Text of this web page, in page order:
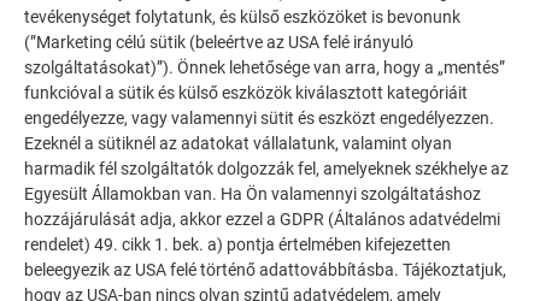
bádogos szakmával. Sikeres vállalkozóként, érett fejjel úgy
érezte, hogy tovább kell lépnie. Tiszteletre méltóan, hogy 34
évesen ment el Veszprémbe a bádogos iskolába.
– Ez a ház, amin dolgoztunk, egy kis ékszerdobozként
emelkedik ki a környező épületek közül. Régen egy kazánház
volt, amit a tulajdonos irodaépületként kíván hasznosítani.
Ennek megfelelően a szakszerűség és az esztétika kettőse
vezérelte a munkánkat – mondja Baricza Krisztián. – Azzal
kezdtük, hogy a tervezésben egy csomó mindent
tevékenységet folytatunk, és külső eszközöket is bevonunk
(”Marketing célú sütik (beleértve az USA felé irányuló
szolgáltatásokat)”). Önnek lehetősége van arra, hogy a „mentés”
funkcióval a sütik és külső eszközök kiválasztott kategóriáit
engedélyezze, vagy valamennyi sütit és eszközt engedélyezzen.
Ezeknél a sütiknél az adatokat vállalatunk, valamint olyan
harmadik fél szolgáltatók dolgozzák fel, amelyeknek székhelye az
Egyesült Államokban van. Ha Ön valamennyi szolgáltatáshoz
hozzájárulását adja, akkor ezzel a GDPR (Általános adatvédelmi
rendelet) 49. cikk 1. bek. a) pontja értelmében kifejezetten
beleegyezik az USA felé történő adattovábbításba. Tájékoztatjuk,
hogy az USA-ban nincs olyan szintű adatvédelem, amely